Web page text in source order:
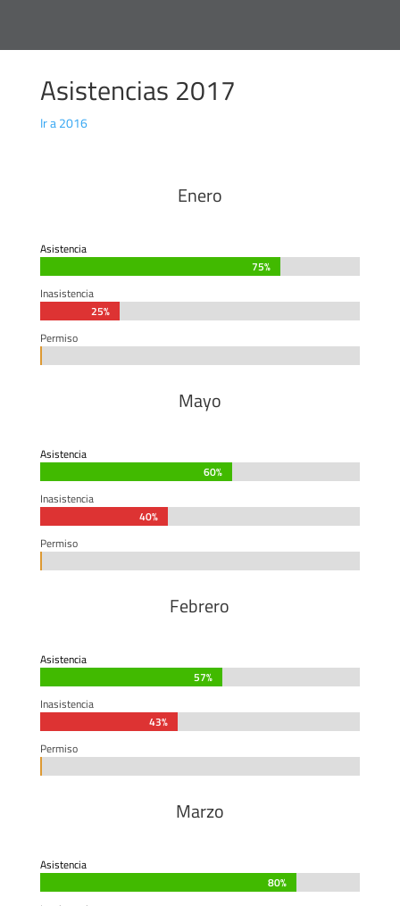
Asistencias 2017
Ir a 2016
Enero
Asistencia
75%
75%
Inasistencia
25%
25%
Permiso
Mayo
Asistencia
60%
60%
Inasistencia
40%
40%
Permiso
Febrero
Asistencia
57%
57%
Inasistencia
43%
43%
Permiso
Marzo
Asistencia
80%
80%